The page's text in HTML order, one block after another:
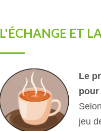
L'ÉCHANGE ET
Le
pour
jeu